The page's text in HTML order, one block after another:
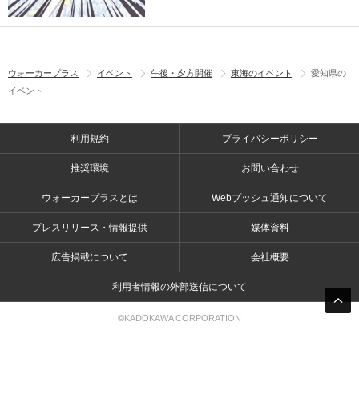
ウォーカープラス イベント 午後・夕方開催 東海のイベント
愛知県の
イベント
利用規約 プライバシーポリシー
推奨環境 お問い合わせ
ウォーカープラスとは Webプッシュ通知について
プレスリリース・情報提供 媒体資料
広告掲載について 会社概要
利用者情報の外部送信について
©KADOKAWA CORPORATION